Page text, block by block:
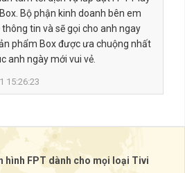
Bộ phận kinh doanh bên em
tin và sẽ gọi cho anh ngay
phẩm Box được ưa chuộng nhất
anh ngày mới vui vẻ.
15:26:23
hình FPT dành cho mọi loại Tivi